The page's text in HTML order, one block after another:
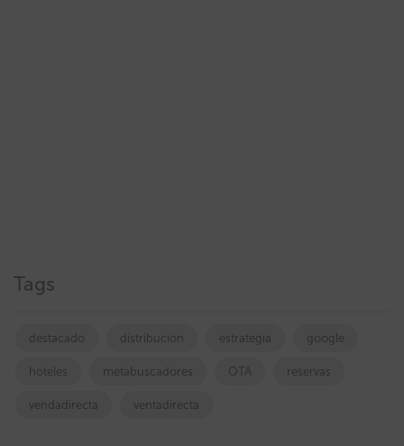
Tags
destacado distribucion estrategia google
hoteles metabuscadores OTA reservas
vendadirecta ventadirecta